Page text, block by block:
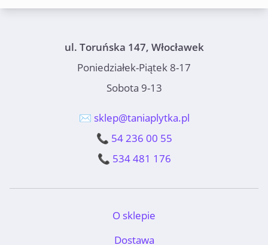
ul. Toruńska 147, Włocławek
Poniedziałek-Piątek 8-17
Sobota 9-13
✉️ sklep@taniaplytka.pl
📞 54 236 00 55
📞 534 481 176
O sklepie
Dostawa